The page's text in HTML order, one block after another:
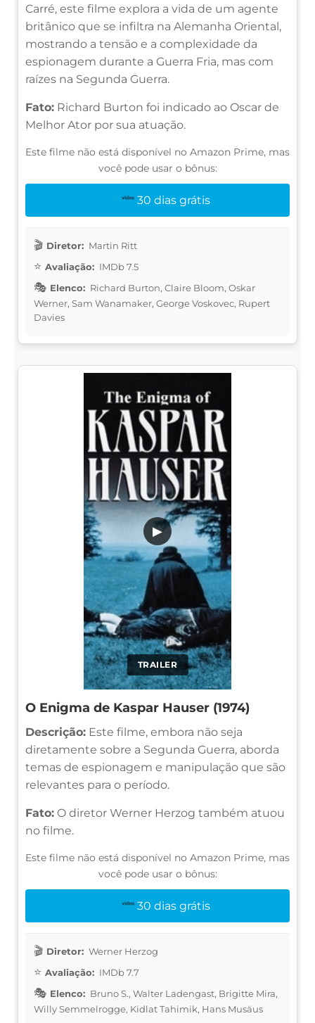
Carré, este filme explora a vida de um agente
britânico que se infiltra na Alemanha Oriental,
mostrando a tensão e a complexidade da
espionagem durante a Guerra Fria, mas com
raízes na Segunda Guerra.
Fato: Richard Burton foi indicado ao Oscar de
Melhor Ator por sua atuação.
Este filme não está disponível no Amazon Prime, mas
você pode usar o bônus:
30 dias grátis
Diretor: Martin Ritt
Avaliação: IMDb 7.5
Elenco: Richard Burton, Claire Bloom, Oskar
Werner, Sam Wanamaker, George Voskovec, Rupert
Davies
TRAILER
▶
O Enigma de Kaspar Hauser (1974)
Descrição: Este filme, embora não seja
diretamente sobre a Segunda Guerra, aborda
temas de espionagem e manipulação que são
relevantes para o período.
Fato: O diretor Werner Herzog também atuou
no filme.
Este filme não está disponível no Amazon Prime, mas
você pode usar o bônus:
30 dias grátis
Diretor: Werner Herzog
Avaliação: IMDb 7.7
Elenco: Bruno S., Walter Ladengast, Brigitte Mira,
Willy Semmelrogge, Kidlat Tahimik, Hans Musäus